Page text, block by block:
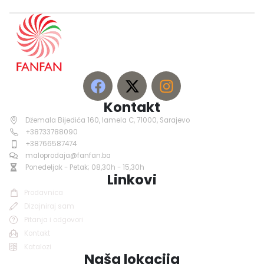
Kontakt
Džemala Bijedića 160, lamela C, 71000, Sarajevo
+38733788090
+38766587474
maloprodaja@fanfan.ba
Ponedeljak - Petak; 08,30h - 15,30h
Linkovi
Prodavnica
Dizajniraj sam
Pitanja i odgovori
Kontakt
Katalozi
Naša lokacija